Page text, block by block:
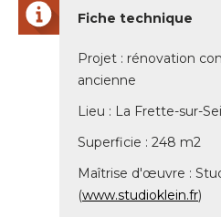
Fiche technique
Projet : rénovation
ancienne
Lieu : La Frette-sur-
Superficie : 248 m2
Maîtrise d'œuvre :
(www.studioklein.fr)